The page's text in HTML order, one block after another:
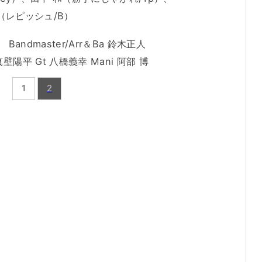
ピッシュ/B）
Bandmaster/Arr＆Ba 鈴木正人
陽平 Gt 八橋義幸 Mani 阿部 博
1 2